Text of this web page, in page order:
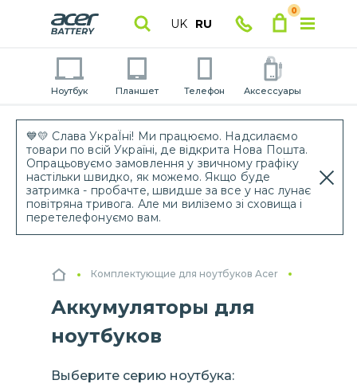
💙💛 Слава УкраЇні! Ми працюємо. Надсилаємо
товари по всій Україні, де відкрита Нова Пошта.
Опрацьовуємо замовлення у звичному графіку
настільки швидко, як можемо. Якщо буде
затримка - пробачте, швидше за все у нас лунає
повітряна тривога. Але ми виліземо зі сховища і
перетелефонуємо вам.
UK RU
0
Ноутбук Планшет Телефон Аксессуары
Комплектующие для ноутбуков Acer
Аккумуляторы для
ноутбуков
Выберите серию ноутбука: